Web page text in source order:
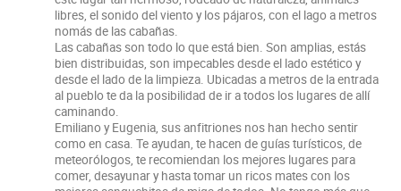
complete this cozy cabin. In addition, the cabin has an
individual hot water tank, double combustion salamander
heating with heat output in all rooms, double-glazed
windows and an air chamber that isolate sound and
maintain heat.
For 4 people:The 50 m² cabin offers a bedroom with a
queen size bed and a single bed, also with premium line
libres, el sonido del viento y los pájaros, con el lago a metros
nomás de las cabañas.
Las cabañas son todo lo que está bien. Son amplias, estás
bien distribuidas, son impecables desde el lado estético y
desde el lado de la limpieza. Ubicadas a metros de la entrada
al pueblo te da la posibilidad de ir a todos los lugares de allí
caminando.
Emiliano y Eugenia, sus anfitriones nos han hecho sentir
como en casa. Te ayudan, te hacen de guías turísticos, de
meteorólogos, te recomiendan los mejores lugares para
comer, desayunar y hasta tomar un ricos mates con los